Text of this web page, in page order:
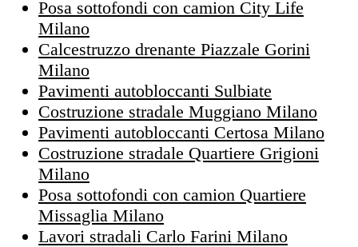
Posa sottofondi con camion City Life
Milano
Calcestruzzo drenante Piazzale Gorini
Milano
Pavimenti autobloccanti Sulbiate
Costruzione stradale Muggiano Milano
Pavimenti autobloccanti Certosa Milano
Costruzione stradale Quartiere Grigioni
Milano
Posa sottofondi con camion Quartiere
Missaglia Milano
Lavori stradali Carlo Farini Milano